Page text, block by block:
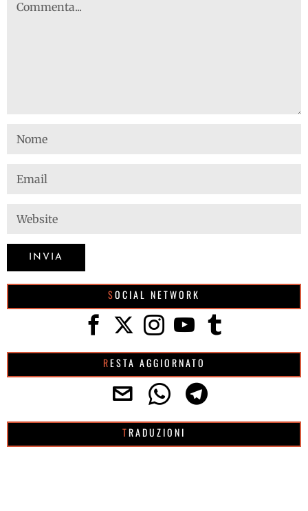
SOCIAL NETWORK
RESTA AGGIORNATO
TRADUZIONI